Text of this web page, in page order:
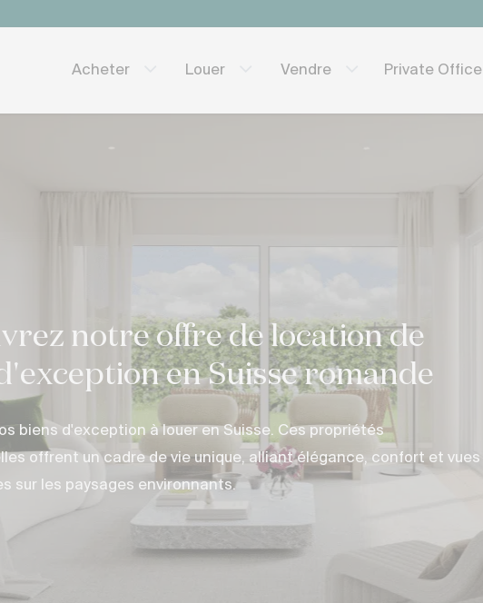
Acheter Louer Vendre Private Office
notre offre de location de
en Suisse romande
biens d'exception à louer en Suisse. Ces propriétés
offrent un cadre de vie unique, alliant élégance, confort et vues
sur les paysages environnants.